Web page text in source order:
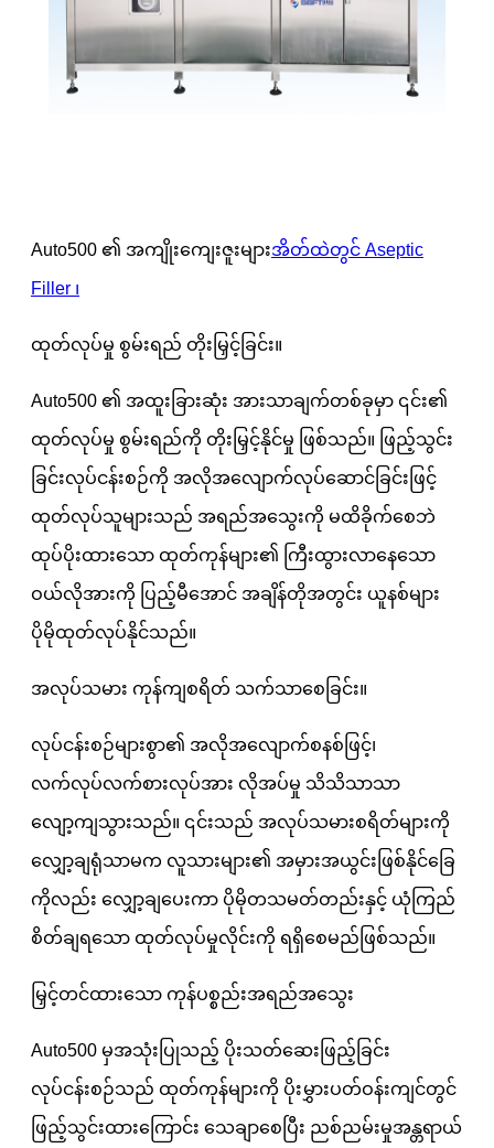
Auto500 ၏ အကျိုးကျေးဇူးများအိတ်ထဲတွင် Aseptic
Filler ၊
ထုတ်လုပ်မှု စွမ်းရည် တိုးမြှင့်ခြင်း။
Auto500 ၏ အထူးခြားဆုံး အားသာချက်တစ်ခုမှာ ၎င်း၏
ထုတ်လုပ်မှု စွမ်းရည်ကို တိုးမြှင့်နိုင်မှု ဖြစ်သည်။ ဖြည့်သွင်း
ခြင်းလုပ်ငန်းစဉ်ကို အလိုအလျောက်လုပ်ဆောင်ခြင်းဖြင့်
ထုတ်လုပ်သူများသည် အရည်အသွေးကို မထိခိုက်စေဘဲ
ထုပ်ပိုးထားသော ထုတ်ကုန်များ၏ ကြီးထွားလာနေသော
ဝယ်လိုအားကို ပြည့်မီအောင် အချိန်တိုအတွင်း ယူနစ်များ
ပိုမိုထုတ်လုပ်နိုင်သည်။
အလုပ်သမား ကုန်ကျစရိတ် သက်သာစေခြင်း။
လုပ်ငန်းစဉ်များစွာ၏ အလိုအလျောက်စနစ်ဖြင့်၊
လက်လုပ်လက်စားလုပ်အား လိုအပ်မှု သိသိသာသာ
လျော့ကျသွားသည်။ ၎င်းသည် အလုပ်သမားစရိတ်များကို
လျှော့ချရုံသာမက လူသားများ၏ အမှားအယွင်းဖြစ်နိုင်ခြေ
ကိုလည်း လျှော့ချပေးကာ ပိုမိုတသမတ်တည်းနှင့် ယုံကြည်
စိတ်ချရသော ထုတ်လုပ်မှုလိုင်းကို ရရှိစေမည်ဖြစ်သည်။
မြှင့်တင်ထားသော ကုန်ပစ္စည်းအရည်အသွေး
Auto500 မှအသုံးပြုသည့် ပိုးသတ်ဆေးဖြည့်ခြင်း
လုပ်ငန်းစဉ်သည် ထုတ်ကုန်များကို ပိုးမွှားပတ်ဝန်းကျင်တွင်
ဖြည့်သွင်းထားကြောင်း သေချာစေပြီး ညစ်ညမ်းမှုအန္တရာယ်